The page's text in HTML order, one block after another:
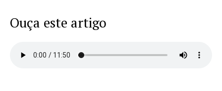
Ouça este artigo